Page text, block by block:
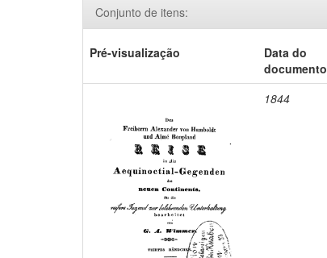
Conjunto de itens:
Pré-visualização
Data do
documento
1844